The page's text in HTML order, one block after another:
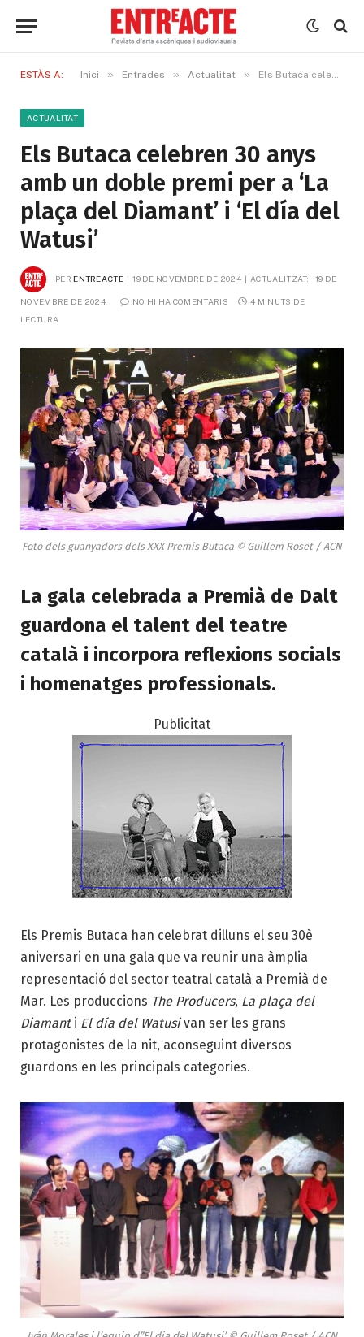
ESTÀS A: Inici » Entrades » Actualitat » Els Butaca celebren 30 anys amb un doble premi per a ‘La plaça del Diamant’ i ‘El día del Watusi’
ACTUALITAT
Els Butaca celebren 30 anys
amb un doble premi per a ‘La
plaça del Diamant’ i ‘El día del
Watusi’
PER ENTREACTE 19 DE NOVEMBRE DE 2024 ACTUALITZAT: 19 DE
NOVEMBRE DE 2024 NO HI HA COMENTARIS
4 MINUTS DE
LECTURA
Foto dels guanyadors dels XXX Premis Butaca © Guillem Roset / ACN
La gala celebrada a Premià de Dalt
guardona el talent del teatre
català i incorpora reflexions socials
i homenatges professionals.
Publicitat
Els Premis Butaca han celebrat dilluns el seu 30è
aniversari en una gala que va reunir una àmplia
representació del sector teatral català a Premià de
Mar. Les produccions The Producers, La plaça del
Diamanti El día del Watusivan ser les grans
protagonistes de la nit, aconseguint diversos
guardons en les principals categories.